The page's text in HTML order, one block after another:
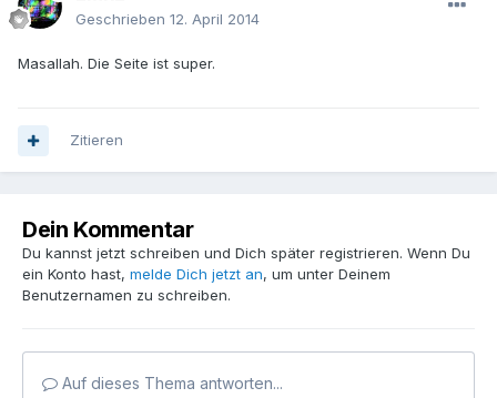
Geschrieben 12. April 2014
Masallah. Die Seite ist super.
Zitieren
Dein Kommentar
Du kannst jetzt schreiben und Dich später registrieren. Wenn Du
ein Konto hast, melde Dich jetzt an, um unter Deinem
Benutzernamen zu schreiben.
Auf dieses Thema antworten...